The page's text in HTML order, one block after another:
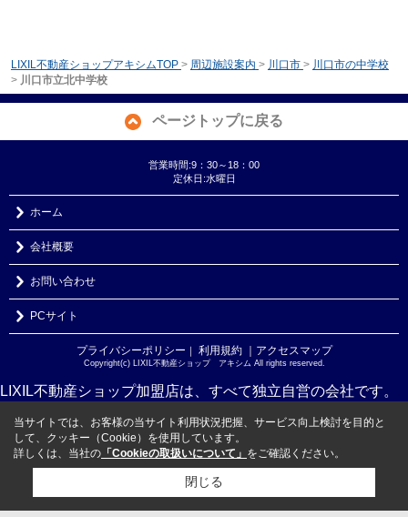
LIXIL不動産ショップアキシムTOP > 周辺施設案内 > 川口市 > 川口市の中学校
> 川口市立北中学校
ページトップに戻る
営業時間:9：30～18：00
定休日:水曜日
ホーム
会社概要
お問い合わせ
PCサイト
プライバシーポリシー ｜ 利用規約 ｜アクセスマップ
Copyright(c) LIXIL不動産ショップ アキシム All rights reserved.
LIXIL不動産ショップ加盟店は、すべて独立自営の会社です。
当サイトでは、お客様の当サイト利用状況把握、サービス向上検討を目的と
して、クッキー（Cookie）を使用しています。
詳しくは、当社の 「Cookieの取扱いについて」 をご確認ください。
閉じる